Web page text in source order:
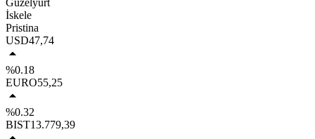
Güzelyurt
İskele
Pristina
USD47,74
%0.18
EURO55,25
%0.32
BIST13.779,39